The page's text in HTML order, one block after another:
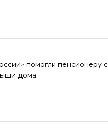
помогли пенсионеру с
дома